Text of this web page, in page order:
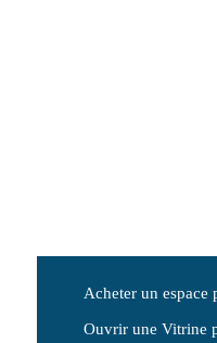
Acheter un espace
Ouvrir une Vitrine